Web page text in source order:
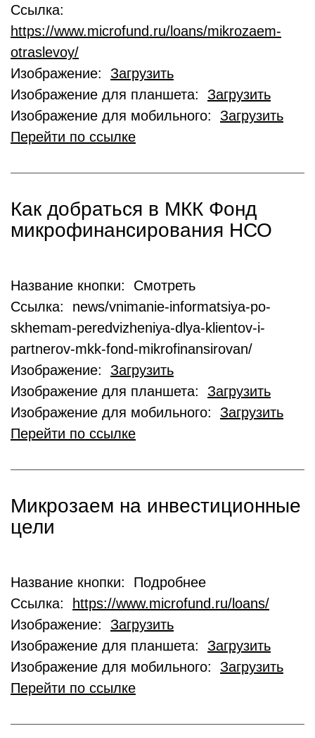
Ссылка:
https://www.microfund.ru/loans/mikrozaem-
otraslevoy/
Изображение: Загрузить
Изображение для планшета: Загрузить
Изображение для мобильного: Загрузить
Перейти по ссылке
Как добраться в МКК Фонд
микрофинансирования НСО
Название кнопки: Смотреть
Ссылка: news/vnimanie-informatsiya-po-
skhemam-peredvizheniya-dlya-klientov-i-
partnerov-mkk-fond-mikrofinansirovan/
Изображение: Загрузить
Изображение для планшета: Загрузить
Изображение для мобильного: Загрузить
Перейти по ссылке
Микрозаем на инвестиционные
цели
Название кнопки: Подробнее
Ссылка:
https://www.microfund.ru/loans/
Изображение: Загрузить
Изображение для планшета: Загрузить
Изображение для мобильного: Загрузить
Перейти по ссылке